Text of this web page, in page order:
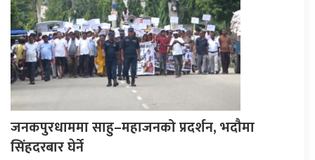
जनकपुरधाममा साहु–महाजनको प्रदर्शन, भदौमा
सिंहदरबार घेर्ने